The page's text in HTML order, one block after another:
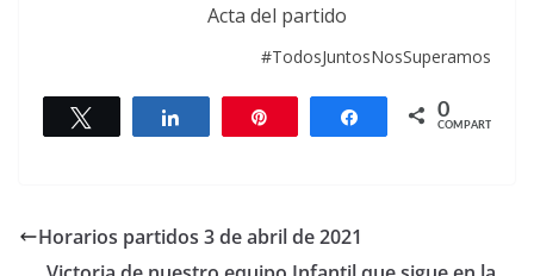
Acta del partido
#TodosJuntosNosSuperamos
Twittear Compartir Compartir
0
COMPARTIR
Horarios partidos 3 de abril de 2021